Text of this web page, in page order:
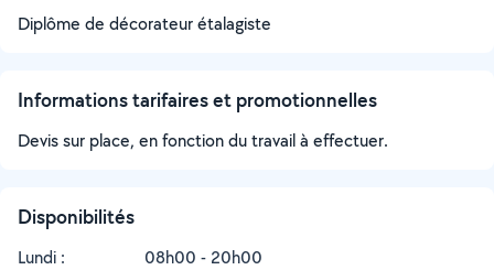
Diplôme de décorateur étalagiste
Informations tarifaires et promotionnelles
Devis sur place, en fonction du travail à effectuer.
Disponibilités
Lundi :
08h00 - 20h00